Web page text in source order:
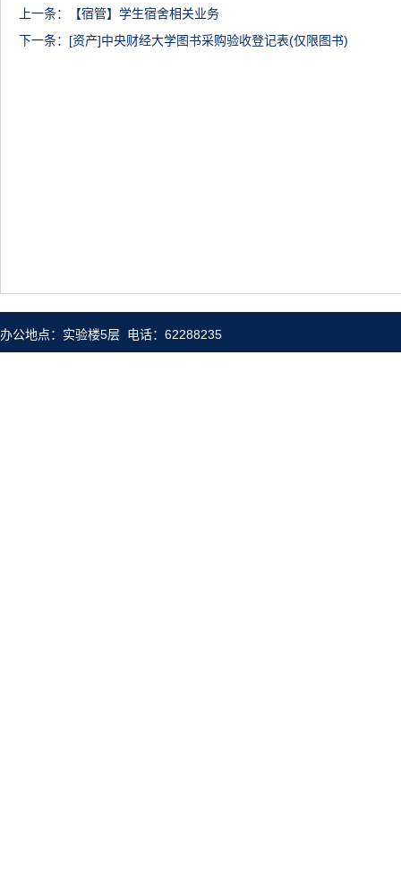
上一条：
【宿管】学生宿舍相关业务
下一条： [资产]中央财经大学图书采购验收登记表(仅限图书)
办公地点：实验楼5层 电话：62288235